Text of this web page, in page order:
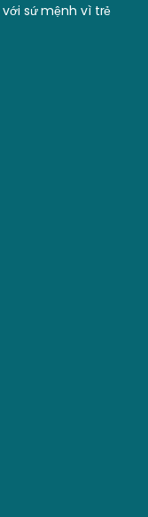
sứ mệnh vì trẻ